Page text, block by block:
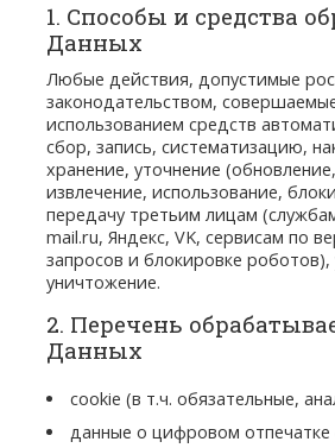
1. Способы и средства
Данных
Любые действия, допустимые
законодательством,
использованием средств
сбор, запись, систематизацию,
хранение, уточнение
извлечение, использование,
передачу третьим лицам
mail.ru, Яндекс, VK, сервисам по
запросов и блокировке роботов),
уничтожение.
2. Перечень
Данных
cookie (в т.ч. обязательные,
данные о цифровом отпечатке